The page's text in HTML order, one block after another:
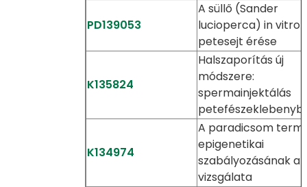
PD139053
A süllő (Sander
lucioperca) in vitro
petesejt érése
K135824
Halszaporítás új
módszere:
spermainjektálás
K134974
A paradicsom
epigenetikai
szabályozásának a
vizsgálata